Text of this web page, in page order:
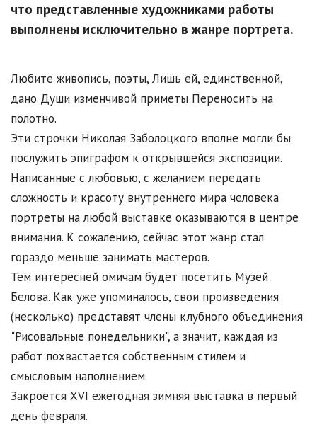
что представленные художниками работы
выполнены исключительно в жанре портрета.
Любите живопись, поэты, Лишь ей, единственной,
дано Души изменчивой приметы Переносить на
полотно.
Эти строчки Николая Заболоцкого вполне могли бы
послужить эпиграфом к открывшейся экспозиции.
Написанные с любовью, с желанием передать
сложность и красоту внутреннего мира человека
портреты на любой выставке оказываются в центре
внимания. К сожалению, сейчас этот жанр стал
гораздо меньше занимать мастеров.
Тем интересней омичам будет посетить Музей
Белова. Как уже упоминалось, свои произведения
(несколько) представят члены клубного объединения
"Рисовальные понедельники", а значит, каждая из
работ похвастается собственным стилем и
смысловым наполнением.
Закроется XVI ежегодная зимняя выставка в первый
день февраля.